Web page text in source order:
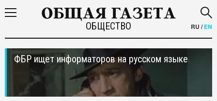
ОБЩЕСТВО RU /EN
ФБР ищет информаторов на русском языке